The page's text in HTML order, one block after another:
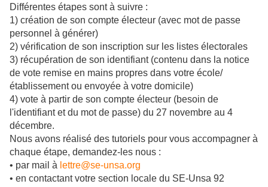
Différentes étapes sont à suivre :
1) création de son compte électeur (avec mot de passe
personnel à générer)
2) vérification de son inscription sur les listes électorales
3) récupération de son identifiant (contenu dans la notice
de vote remise en mains propres dans votre école/
établissement ou envoyée à votre domicile)
4) vote à partir de son compte électeur (besoin de
l'identifiant et du mot de passe) du 27 novembre au 4
décembre.
Nous avons réalisé des tutoriels pour vous accompagner à
chaque étape, demandez-les nous :
• par mail à lettre@se-unsa.org
• en contactant votre section locale du SE-Unsa 92